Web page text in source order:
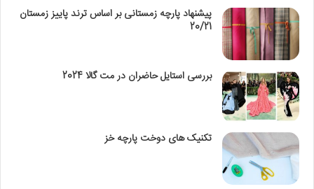
پیشنهاد پارچه زمستانی بر اساس ترند پاییز زمستان
20/21
بررسی استایل حاضران در مت گالا 2024
تکنیک‌ های دوخت پارچه خز